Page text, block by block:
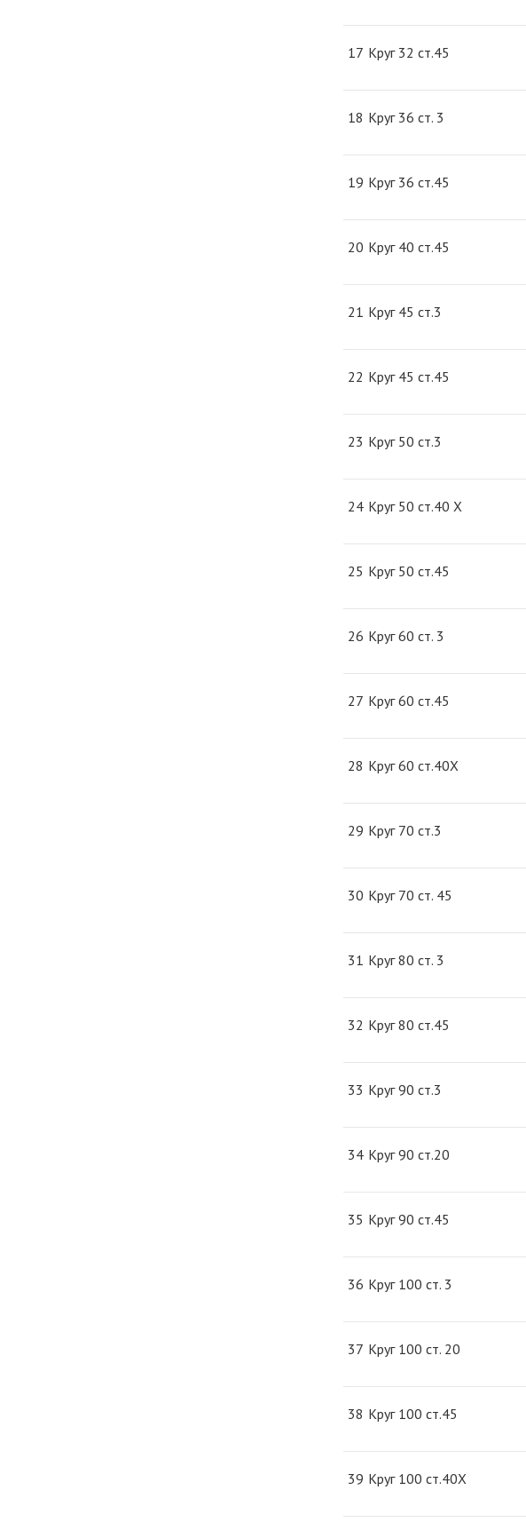
17 Круг 32 ст.45
18 Круг 36 ст. 3
19 Круг 36 ст.45
20 Круг 40 ст.45
21 Круг 45 ст.3
22 Круг 45 ст.45
23 Круг 50 ст.3
24 Круг 50 ст.40 Х
25 Круг 50 ст.45
26 Круг 60 ст. 3
27 Круг 60 ст.45
28 Круг 60 ст.40Х
29 Круг 70 ст.3
30 Круг 70 ст. 45
31 Круг 80 ст. 3
32 Круг 80 ст.45
33 Круг 90 ст.3
34 Круг 90 ст.20
35 Круг 90 ст.45
36 Круг 100 ст. 3
37 Круг 100 ст. 20
38 Круг 100 ст.45
39 Круг 100 ст.40Х